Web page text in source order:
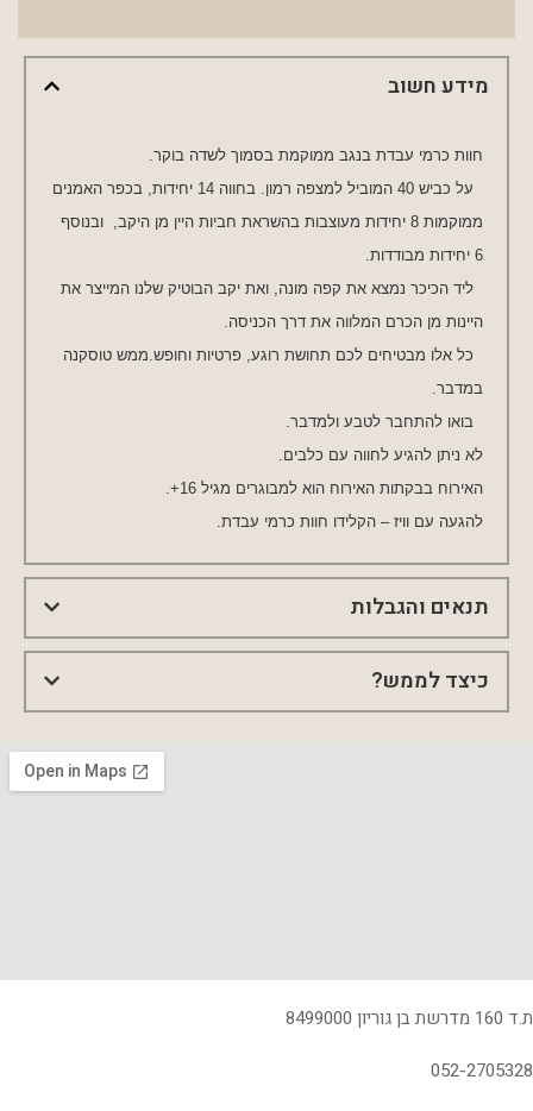
מידע חשוב
חוות כרמי עבדת בנגב ממוקמת בסמוך לשדה בוקר.
על כביש 40 המוביל למצפה רמון. בחווה 14 יחידות, בכפר האמנים
ממוקמות 8 יחידות מעוצבות בהשראת חביות היין מן היקב, ובנוסף
6 יחידות מבודדות.
ליד הכיכר נמצא את קפה מונה, ואת יקב הבוטיק שלנו המייצר את
היינות מן הכרם המלווה את דרך הכניסה.
כל אלו מבטיחים לכם תחושת רוגע, פרטיות וחופש.ממש טוסקנה
במדבר.
בואו להתחבר לטבע ולמדבר.
לא ניתן להגיע לחווה עם כלבים.
האירוח בבקתות האירוח הוא למבוגרים מגיל 16+.
להגעה עם וויז – הקלידו חוות כרמי עבדת.
תנאים והגבלות
כיצד לממש?
ת.ד 160 מדרשת בן גוריון 8499000
052-2705328